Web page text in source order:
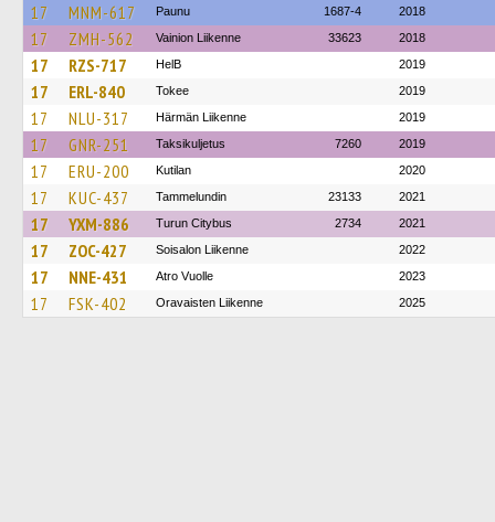
17 MNM-617 Paunu 1687-4 2018
17 ZMH-562 Vainion Liikenne 33623 2018
17 RZS-717 HelB 2019
17 ERL-840 Tokee 2019
17 NLU-317 Härmän Liikenne 2019
17 GNR-251 Taksikuljetus 7260 2019
17 ERU-200 Kutilan 2020
17 KUC-437 Tammelundin 23133 2021
17 YXM-886 Turun Citybus 2734 2021
17 ZOC-427 Soisalon Liikenne 2022
17 NNE-431 Atro Vuolle 2023
17 FSK-402 Oravaisten Liikenne 2025